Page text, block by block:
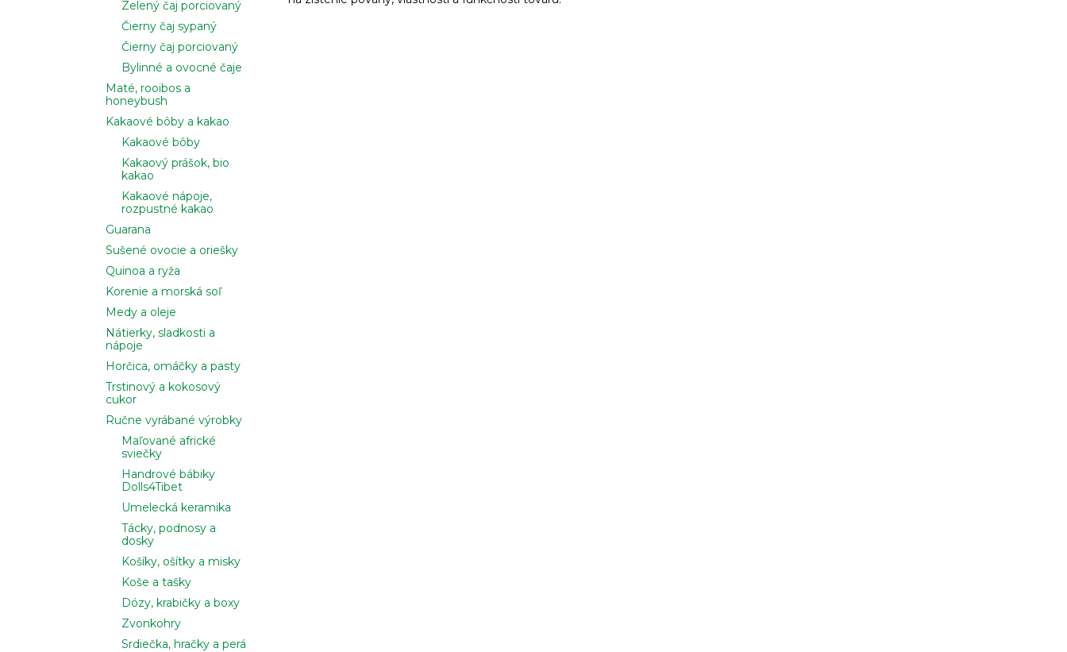
Zelený čaj porciovaný
Čierny čaj sypaný
Čierny čaj porciovaný
Bylinné a ovocné čaje
Maté, rooibos a
honeybush
Kakaové bôby a kakao
Kakaové bôby
Kakaový prášok, bio
kakao
Kakaové nápoje,
rozpustné kakao
Guarana
Sušené ovocie a oriešky
Quinoa a ryža
Korenie a morská soľ
Medy a oleje
Nátierky, sladkosti a
nápoje
Horčica, omáčky a pasty
Trstinový a kokosový
cukor
Ručne vyrábané výrobky
Maľované africké
sviečky
Handrové bábiky
Dolls4Tibet
Umelecká keramika
Tácky, podnosy a
dosky
Košíky, ošítky a misky
Koše a tašky
Dózy, krabičky a boxy
Zvonkohry
Srdiečka, hračky a perá